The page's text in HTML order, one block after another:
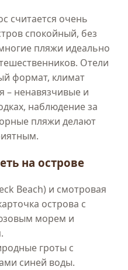
считается очень
спокойный, без
пляжи идеально
Отели
формат, климат
– ненавязчивые и
наблюдение за
пляжи делают
на острове
Beach) и смотровая
острова с
морем и
гроты с
синей воды.